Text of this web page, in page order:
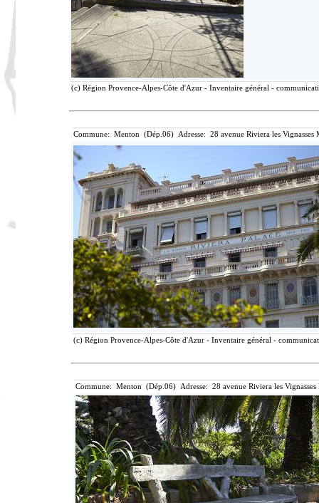
(c) Région Provence-Alpes-Côte d'Azur - Inventaire général -
Commune: Menton (Dép.06) Adresse: 28 avenue Riviera les
(c) Région Provence-Alpes-Côte d'Azur - Inventaire général -
Commune: Menton (Dép.06) Adresse: 28 avenue Riviera les